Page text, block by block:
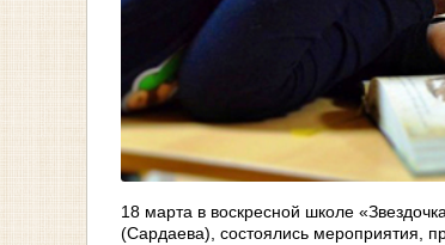
18 марта в воскресной школе
(Сардаева), состоялись мероприятия,